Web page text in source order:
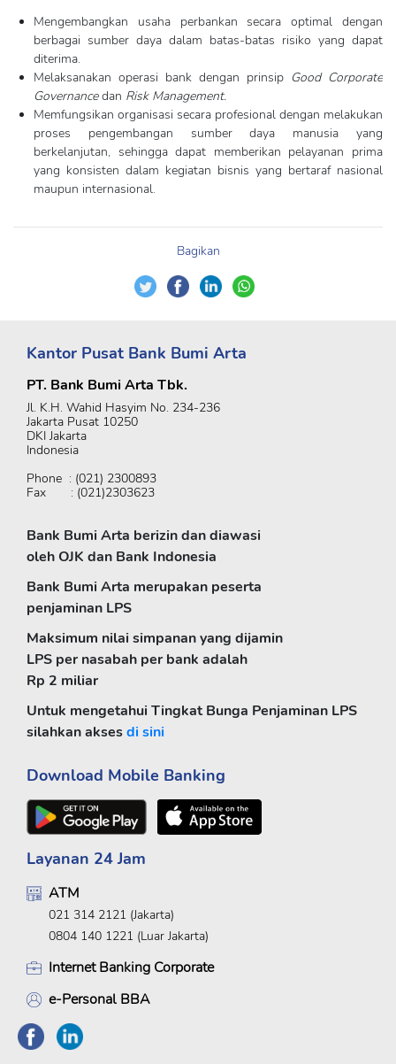
Mengembangkan usaha perbankan secara optimal dengan
berbagai sumber daya dalam batas-batas risiko yang dapat
diterima.
Melaksanakan operasi bank dengan prinsip Good Corporate
Governancedan Risk Management.
Memfungsikan organisasi secara profesional dengan melakukan
proses pengembangan sumber daya manusia yang
berkelanjutan, sehingga dapat memberikan pelayanan prima
yang konsisten dalam kegiatan bisnis yang bertaraf nasional
maupun internasional.
Bagikan
Kantor Pusat Bank Bumi Arta
PT. Bank Bumi Arta Tbk.
Jl. K.H. Wahid Hasyim No. 234-236
Jakarta Pusat 10250
DKI Jakarta
Indonesia
Phone : (021) 2300893
Fax : (021)2303623
Bank Bumi Arta berizin dan diawasi
oleh OJK dan Bank Indonesia
Bank Bumi Arta merupakan peserta
penjaminan LPS
Maksimum nilai simpanan yang dijamin
LPS per nasabah per bank adalah
Rp 2 miliar
Untuk mengetahui Tingkat Bunga Penjaminan LPS
silahkan aksesdi sini
Download Mobile Banking
Layanan 24 Jam
ATM
021 314 2121 (Jakarta)
0804 140 1221 (Luar Jakarta)
Internet Banking Corporate
e-Personal BBA